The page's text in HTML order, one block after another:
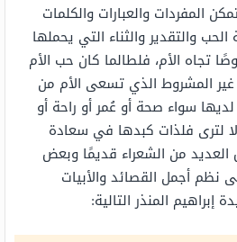
المفردات والعبارات والكلمات
والتقدير والثناء التي يحملها
تجاه الأم، فلطالما كان حب الأم
المشروط الذي تسعى الأم من
سواء صحة أو عُمر أو راحة أو
لترى فلذات كبدها في سعادة
العديد من الشعراء قديمًا وبعض
نظم أجمل القصائد والأبيات
المنذر التالية: